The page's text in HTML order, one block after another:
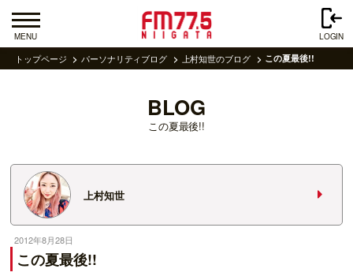
MENU LOGIN
トップページ パーソナリティブログ 上村知世のブログ この夏最後!!
BLOG
この夏最後!!
上村知世
2012年8月28日
この夏最後!!